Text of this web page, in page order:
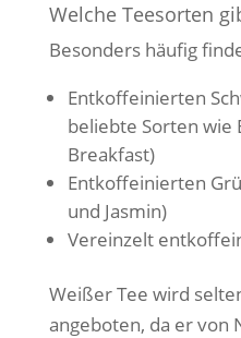
Welche Teesorten
Besonders häufig
Entkoffeinierten
beliebte Sorten wie
Breakfast)
Entkoffeinierten
und Jasmin)
Vereinzelt
Weißer Tee wird
angeboten, da er von